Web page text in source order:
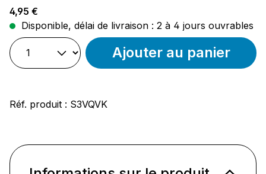
Prix régulier :
4,95 €
Disponible, délai de livraison : 2 à 4 jours ouvrables
Ajouter au panier
Réf. produit : S3VQVK